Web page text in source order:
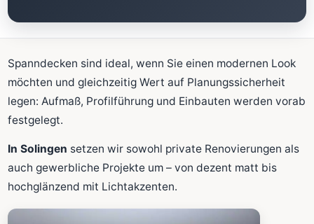
Schnellrechner
FLÄCHE (M²)
Zum Rechner
Fläche wird in den großen Rechner übernommen.
Spanndecken sind ideal, wenn Sie einen modernen Look
möchten und gleichzeitig Wert auf Planungssicherheit
legen: Aufmaß, Profilführung und Einbauten werden vorab
festgelegt.
In Solingen setzen wir sowohl private Renovierungen als
auch gewerbliche Projekte um – von dezent matt bis
hochglänzend mit Lichtakzenten.